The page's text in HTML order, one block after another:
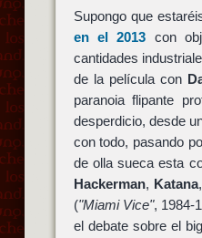
Supongo que
en el 2013 con
cantidades
de la película con
paranoia flipante
desperdicio, desde
con todo, pasando
de olla sueca esta
Hackerman, Katana
("Miami Vice", 1984-
el debate sobre el